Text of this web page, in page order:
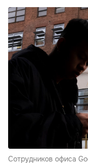
Сотрудников офиса